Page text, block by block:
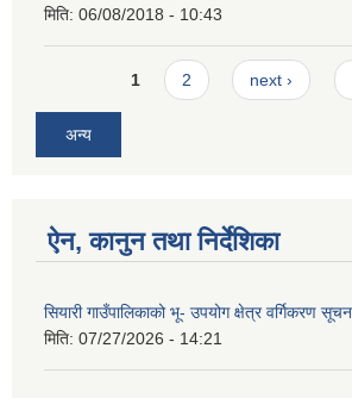
मिति: 06/08/2018 - 10:43
Pages1 2 next ›
अन्य
ऐन, कानुन तथा निर्देशिका
सियारी गाउँपालिकाको भू- उपयोग क्षेत्र वर्गिकरण
मिति: 07/27/2026 - 14:21